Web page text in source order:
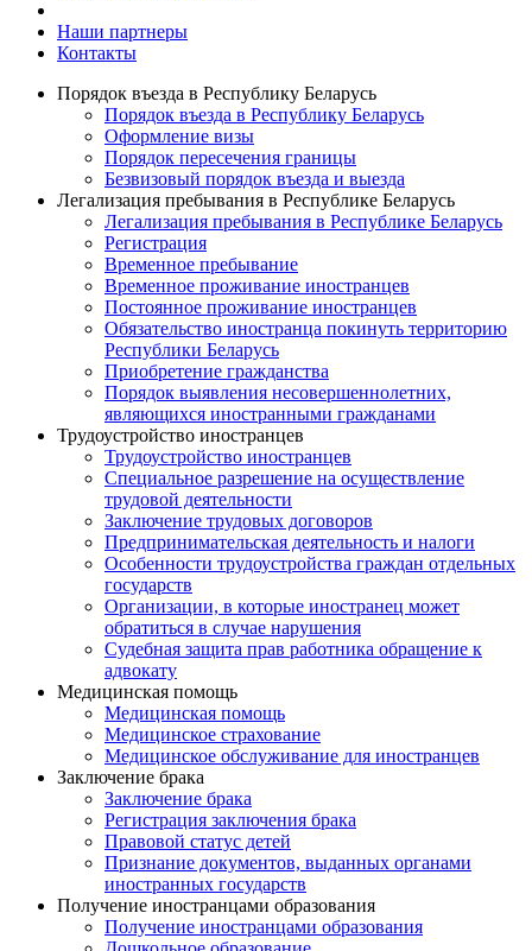
Наши партнеры
Контакты
Порядок въезда в Республику Беларусь
Порядок въезда в Республику Беларусь
Оформление визы
Порядок пересечения границы
Безвизовый порядок въезда и выезда
Легализация пребывания в Республике Беларусь
Легализация пребывания в Республике Беларусь
Регистрация
Временное пребывание
Временное проживание иностранцев
Постоянное проживание иностранцев
Обязательство иностранца покинуть территорию
Республики Беларусь
Приобретение гражданства
Порядок выявления несовершеннолетних,
являющихся иностранными гражданами
Трудоустройство иностранцев
Трудоустройство иностранцев
Специальное разрешение на осуществление
трудовой деятельности
Заключение трудовых договоров
Предпринимательская деятельность и налоги
Особенности трудоустройства граждан отдельных
государств
Организации, в которые иностранец может
обратиться в случае нарушения
Судебная защита прав работника обращение к
адвокату
Медицинская помощь
Медицинская помощь
Медицинское страхование
Медицинское обслуживание для иностранцев
Заключение брака
Заключение брака
Регистрация заключения брака
Правовой статус детей
Признание документов, выданных органами
иностранных государств
Получение иностранцами образования
Получение иностранцами образования